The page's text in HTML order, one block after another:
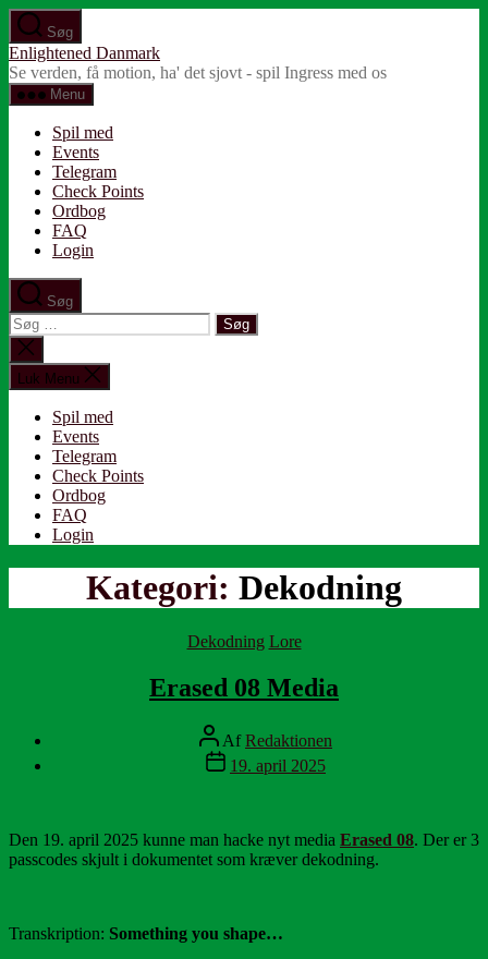
Spring
til
indholdet
Søg
Enlightened Danmark
Se verden, få motion, ha' det sjovt - spil Ingress med os
Menu
Spil med
Events
Telegram
Check Points
Ordbog
FAQ
Login
Søg
Søg
efter:
Luk
søgning
Luk Menu
Spil med
Events
Telegram
Check Points
Ordbog
FAQ
Login
Kategori: Dekodning
Kategorier
Dekodning Lore
Erased 08 Media
Indlægsforfatter
AfRedaktionen
Indlægsdato
19. april 2025
Den 19. april 2025 kunne man hacke nyt media Erased 08. Der er 3
passcodes skjult i dokumentet som kræver dekodning.
Transkription: Something you shape…